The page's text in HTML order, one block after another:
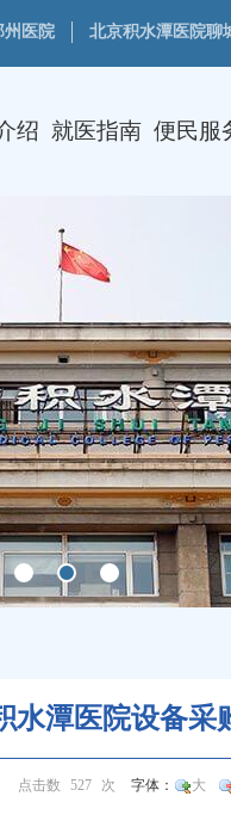
州医院 北京积水潭医院聊
绍 就医指南 便民服
水潭医院设备采
点击数 527 次 字体： 大